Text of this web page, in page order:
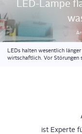
LED-Lam­pe
LEDs halten wesentlich
wirtschaftlich. Vor Störungen
ist Experte